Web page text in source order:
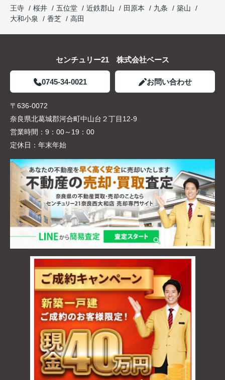
王寺
桜井 五位堂 近鉄郡山 田原本 九条
築山
大和小泉
香芝 高田
センチュリー21 株式会社ベース
0745-34-0021 お問い合わせ
〒636-0072
奈良県北葛城郡河合町中山台２丁目12-9
営業時間： 9：00～19：00
定休日： 年末年始